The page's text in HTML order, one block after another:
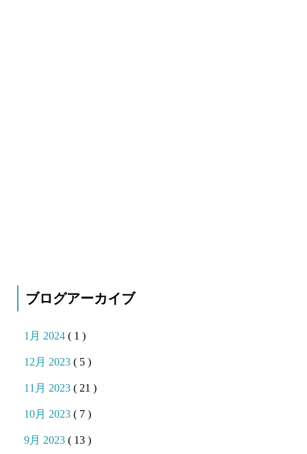
ブログアーカイブ
1月 2024( 1 )
12月 2023( 5 )
11月 2023( 21 )
10月 2023( 7 )
9月 2023( 13 )